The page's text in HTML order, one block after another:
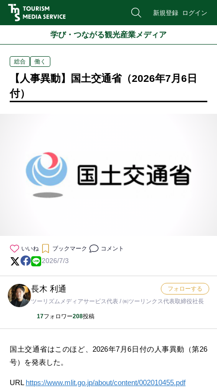
新規登録 ログイン
学び・つながる観光産業メディア
総合 働く
【人事異動】国土交通省（2026年7月6日
付）
いいね ブックマーク コメント
2026/7/3
長木 利通
ツーリズムメディアサービス代表 / ㈱ツーリンクス代表取締役社長
17フォロワー208投稿
フォローする
国土交通省はこのほど、2026年7月6日付の人事異動（第26
号）を発表した。
URL https://www.mlit.go.jp/about/content/002010455.pdf